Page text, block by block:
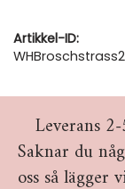
Artikkel-ID:
Leverans
Saknar du
oss så lägger